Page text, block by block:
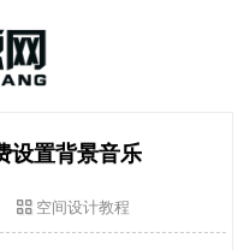
设置背景音乐
空间设计教程